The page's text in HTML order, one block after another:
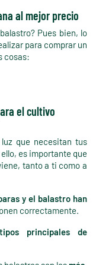
al mejor precio
Pues bien, lo
para comprar un
cosas:
el cultivo
que necesitan tus
es importante que
tanto a ti como a
y el balastro han
correctamente.
principales de